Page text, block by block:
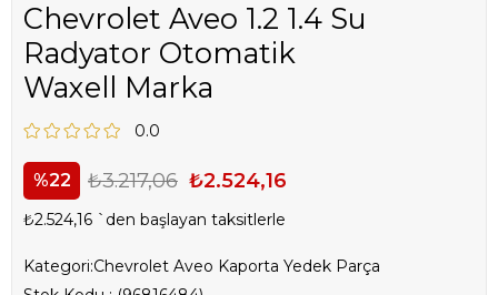
Chevrolet Aveo 1.2 1.4 Su
Radyator Otomatik
Waxell Marka
0.0
22 ₺3.217,06 ₺2.524,16
₺2.524,16 `den başlayan taksitlerle
Kategori:Chevrolet Aveo Kaporta Yedek Parça